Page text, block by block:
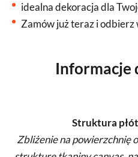
idealna dekoracja dla
Zamów już teraz i odbierz
Informacje
Struktura
Zbliżenie na powierzchnię